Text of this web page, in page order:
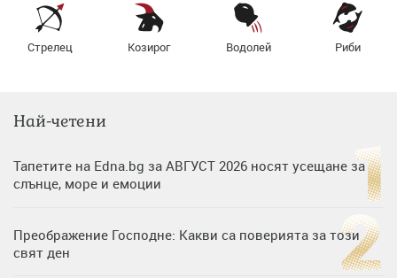
Стрелец Козирог Водолей Риби
Най-четени
Тапетите на Edna.bg за АВГУСТ 2026 носят усещане за
слънце, море и емоции
Преображение Господне: Какви са поверията за този
свят ден